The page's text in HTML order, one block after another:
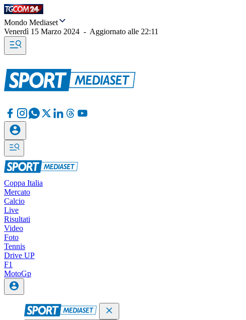
Mondo Mediaset
Venerdì 15 Marzo 2024 - Aggiornato alle 22:11
Coppa Italia
Mercato
Calcio
Live
Risultati
Video
Foto
Tennis
Drive UP
F1
MotoGp